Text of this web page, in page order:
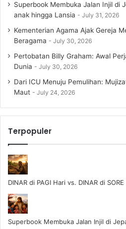
Superbook Membuka Jalan Injil di
anak hingga Lansia
July 31, 2026
Kementerian Agama Ajak Gereja
Beragama
July 30, 2026
Pertobatan Billy Graham: Awal
Dunia
July 30, 2026
Dari ICU Menuju Pemulihan:
Maut
July 24, 2026
Terpopuler
DINAR di PAGI Hari vs. DINAR di
Superbook Membuka Jalan Injil di